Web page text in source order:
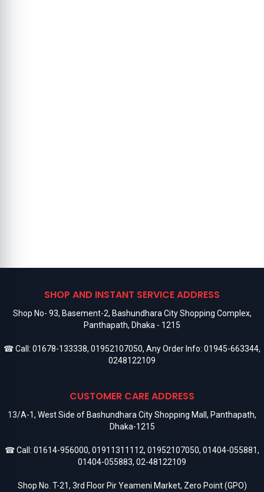
SHOP AND INSTANT SERVICE ADDRESS
Shop No- 93, Basement-2, Bashundhara City Shopping Complex,
Panthapath, Dhaka - 1215
☎ Call: 01678-133338, 01952107050, Any Order Info: 01945-663344,
0248122109
CUSTOMER CARE ADDRESS
13/A-1, West Side of Bashundhara City Shopping Mall, Panthapath,
Dhaka-1215
☎ Call: 01614-956000, 01911311112, 01952107050, 01404-055881,
01404-055883, 02-48122109
Shop No. T-21, 3rd Floor Pir Yeameni Market, Zero Point (GPO)